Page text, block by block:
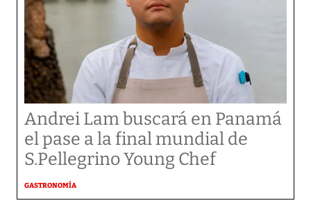
Andrei Lam buscará en Panamá
el pase a la final mundial de
S.Pellegrino Young Chef
GASTRONOMÍA